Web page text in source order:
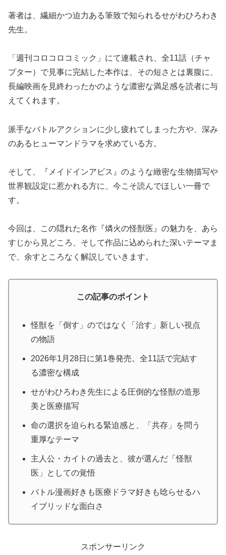
著者は、繊細かつ迫力ある筆致で知られるせがわひろわき
先生。
「週刊コロコロコミック」にて連載され、全11話（チャ
プター）で見事に完結した本作は、その短さとは裏腹に、
長編映画を見終わったかのような濃密な満足感を読者に与
えてくれます。
派手なバトルアクションに少し疲れてしまった方や、深み
のあるヒューマンドラマを求めている方。
そして、『メイドインアビス』のような緻密な生物描写や
世界観設定に惹かれる方に、今こそ読んでほしい一冊で
す。
今回は、この隠れた名作『燐火の怪獣医』の魅力を、あら
すじから見どころ、そして作品に込められた深いテーマま
で、余すところなく解説していきます。
この記事のポイント
怪獣を「倒す」のではなく「治す」新しい視点
の物語
2026年1月28日に第1巻発売。全11話で完結す
る濃密な構成
せがわひろわき先生による圧倒的な怪獣の造形
美と医療描写
命の選択を迫られる緊迫感と、「共存」を問う
重厚なテーマ
主人公・カイトの過去と、彼が選んだ「怪獣
医」としての覚悟
バトル漫画好きも医療ドラマ好きも唸らせるハ
イブリッドな面白さ
スポンサーリンク